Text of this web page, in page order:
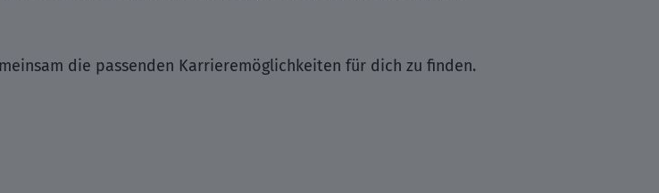
die passenden Karrieremöglichkeiten für dich zu finden.